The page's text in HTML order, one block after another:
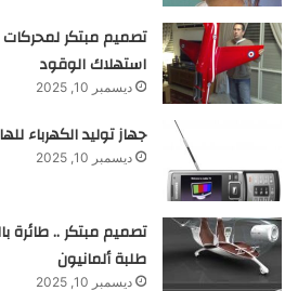
استهلاك الوقود
ديسمبر 10, 2025
جهاز توليد الكهرباء
ديسمبر 10, 2025
تصميم مبتكر .. طائرة
طلبة ألمانيون
ديسمبر 10, 2025